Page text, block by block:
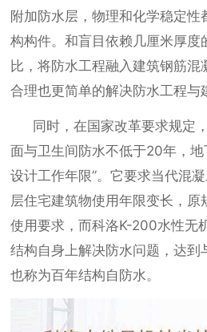
附加防水层，物理和化学稳定性
构构件。和盲目依赖几厘米厚度
比，将防水工程融入建筑钢筋混
合理也更简单的解决防水工程与
同时，在国家改革要求规定
面与卫生间防水不低于20年，
设计工作年限”。它要求当代混
层住宅建筑物使用年限变长，原
使用要求，而科洛K-200水性无
结构自身上解决防水问题，达到
也称为百年结构自防水。